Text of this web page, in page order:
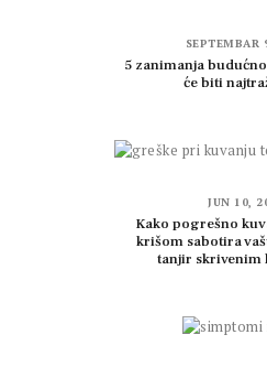
SEPTEMBAR
5 zanimanja
će biti
JUN 10,
Kako pogrešno
krišom sabotira
tanjir skrivenim